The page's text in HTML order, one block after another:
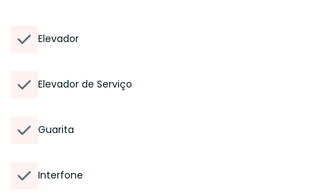
Elevador
Elevador de Serviço
Guarita
Interfone